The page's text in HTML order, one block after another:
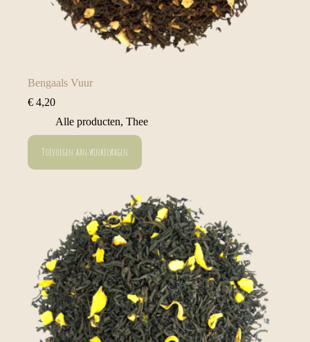
Bengaals Vuur
€ 4,20
Alle producten, Thee
Toevoegen aan winkelwagen